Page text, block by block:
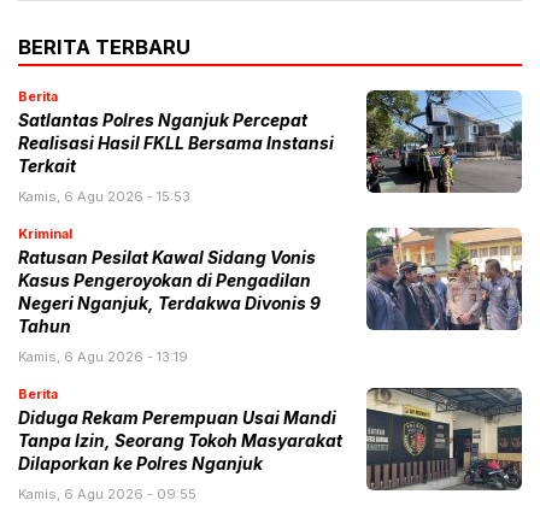
BERITA TERBARU
Berita
Satlantas Polres Nganjuk Percepat
Realisasi Hasil FKLL Bersama Instansi
Terkait
Kamis, 6 Agu 2026 - 15:53
Kriminal
Ratusan Pesilat Kawal Sidang Vonis
Kasus Pengeroyokan di Pengadilan
Negeri Nganjuk, Terdakwa Divonis 9
Tahun
Kamis, 6 Agu 2026 - 13:19
Berita
Diduga Rekam Perempuan Usai Mandi
Tanpa Izin, Seorang Tokoh Masyarakat
Dilaporkan ke Polres Nganjuk
Kamis, 6 Agu 2026 - 09:55